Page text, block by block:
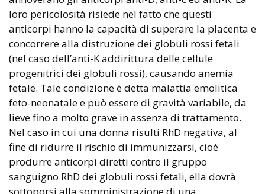
loro pericolosità risiede nel fatto che questi
anticorpi hanno la capacità di superare la placenta e
concorrere alla distruzione dei globuli rossi fetali
(nel caso dell’anti-K addirittura delle cellule
progenitrici dei globuli rossi), causando anemia
fetale. Tale condizione è detta malattia emolitica
feto-neonatale e può essere di gravità variabile, da
lieve fino a molto grave in assenza di trattamento.
Nel caso in cui una donna risulti RhD negativa, al
fine di ridurre il rischio di immunizzarsi, cioè
produrre anticorpi diretti contro il gruppo
sanguigno RhD dei globuli rossi fetali, ella dovrà